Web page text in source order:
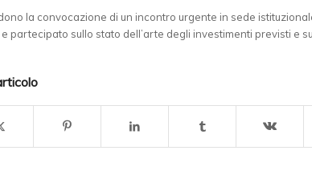
la convocazione di un incontro urgente in sede
partecipato sullo stato dell’arte degli investimenti previsti e